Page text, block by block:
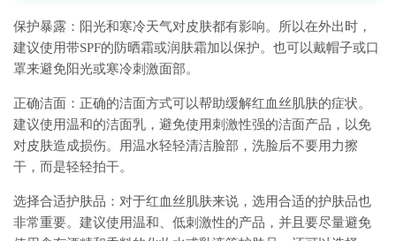
保护暴露：阳光和寒冷天气对皮肤都有影响。所以在外出时，
建议使用带SPF的防晒霜或润肤霜加以保护。也可以戴帽子或口
罩来避免阳光或寒冷刺激面部。
正确洁面：正确的洁面方式可以帮助缓解红血丝肌肤的症状。
建议使用温和的洁面乳，避免使用刺激性强的洁面产品，以免
对皮肤造成损伤。用温水轻轻清洁脸部，洗脸后不要用力擦
干，而是轻轻拍干。
选择合适护肤品：对于红血丝肌肤来说，选用合适的护肤品也
非常重要。建议使用温和、低刺激性的产品，并且要尽量避免